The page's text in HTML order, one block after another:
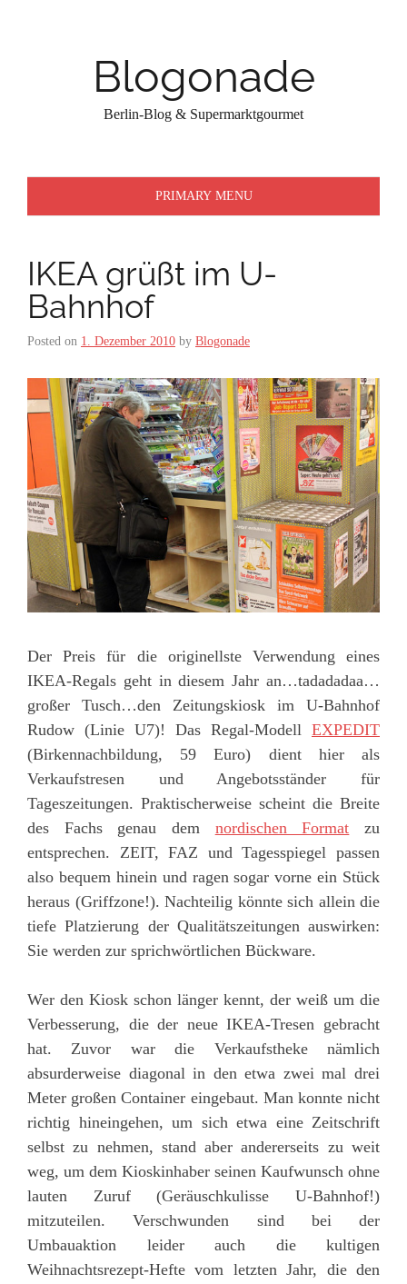
Blogonade
Berlin-Blog & Supermarktgourmet
PRIMARY MENU
IKEA grüßt im U-
Bahnhof
Posted on 1. Dezember 2010 by Blogonade
Der Preis für die originellste Verwendung eines
IKEA-Regals geht in diesem Jahr an…tadadadaa…
großer Tusch…den Zeitungskiosk im U-Bahnhof
Rudow (Linie U7)! Das Regal-Modell EXPEDIT
(Birkennachbildung, 59 Euro) dient hier als
Verkaufstresen und Angebotsständer für
Tageszeitungen. Praktischerweise scheint die Breite
des Fachs genau dem nordischen Format zu
entsprechen. ZEIT, FAZ und Tagesspiegel passen
also bequem hinein und ragen sogar vorne ein Stück
heraus (Griffzone!). Nachteilig könnte sich allein die
tiefe Platzierung der Qualitätszeitungen auswirken:
Sie werden zur sprichwörtlichen Bückware.
Wer den Kiosk schon länger kennt, der weiß um die
Verbesserung, die der neue IKEA-Tresen gebracht
hat. Zuvor war die Verkaufstheke nämlich
absurderweise diagonal in den etwa zwei mal drei
Meter großen Container eingebaut. Man konnte nicht
richtig hineingehen, um sich etwa eine Zeitschrift
selbst zu nehmen, stand aber andererseits zu weit
weg, um dem Kioskinhaber seinen Kaufwunsch ohne
lauten Zuruf (Geräuschkulisse U-Bahnhof!)
mitzuteilen. Verschwunden sind bei der
Umbauaktion leider auch die kultigen
Weihnachtsrezept-Hefte vom letzten Jahr, die den